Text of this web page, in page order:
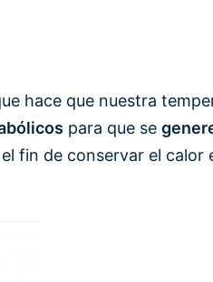
hace que nuestra
para que se
fin de conservar el calor